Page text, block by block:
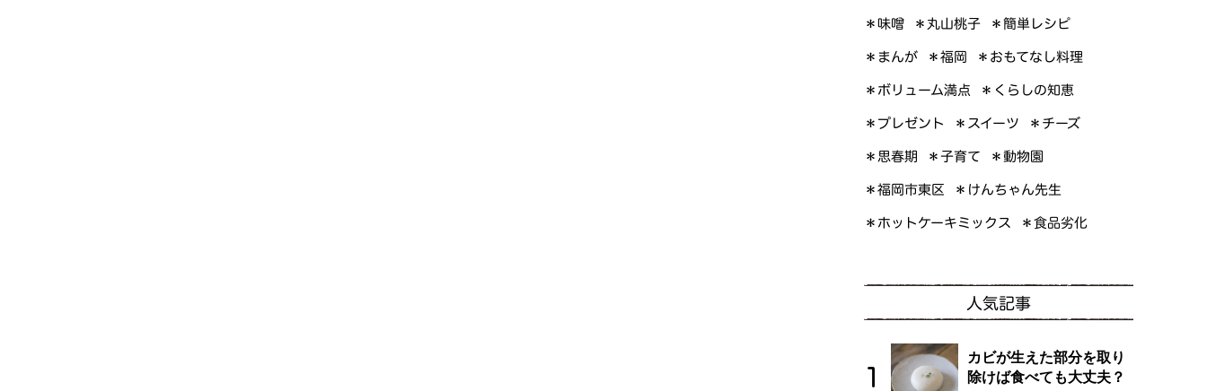
＊味噌 ＊丸山桃子 ＊簡単レシピ
＊まんが ＊福岡 ＊おもてなし料理
＊ボリューム満点 ＊くらしの知恵
＊プレゼント ＊スイーツ ＊チーズ
＊思春期 ＊子育て ＊動物園
＊福岡市東区 ＊けんちゃん先生
＊ホットケーキミックス ＊食品劣化
人気記事
カビが生えた部分を取り
除けば食べても大丈夫？